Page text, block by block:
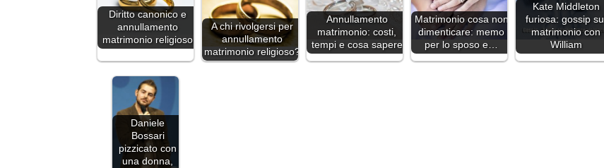
Diritto canonico e
annullamento
matrimonio religioso
A chi rivolgersi per
annullamento
matrimonio religioso?
Annullamento
matrimonio: costi,
tempi e cosa sapere
Matrimonio cosa non
dimenticare: memo
per lo sposo e…
Kate Middleton
furiosa: gossip sul
matrimonio con
William
Daniele
Bossari
pizzicato con
una donna,